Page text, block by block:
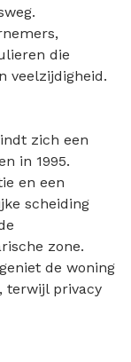
die
veelzijdigheid.
zich een
in 1995.
en een
scheiding
zone.
de woning
terwijl privacy